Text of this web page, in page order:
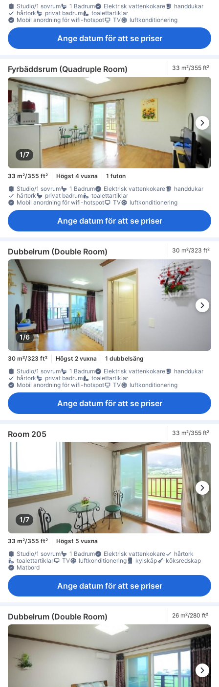
Studio/1 sovrum 1 Badrum Elektrisk vattenkokare
handdukar
hårtork
privat badrum
toalettartiklar
Mobil anordning för wifi-hotspot
TV luftkonditionering
Ange datum för att se priser
Fyrbäddsrum (Quadruple Room) 33 m²/355 ft²
1/7
33 m²/355 ft² Högst 4 vuxna
1 futon
Studio/1 sovrum
1 Badrum Elektrisk vattenkokare
handdukar
hårtork
privat badrum
toalettartiklar
Mobil anordning för wifi-hotspot
TV luftkonditionering
Ange datum för att se priser
Dubbelrum (Double Room) 30 m²/323 ft²
1/6
30 m²/323 ft² Högst 2 vuxna
1 dubbelsäng
Studio/1 sovrum
1 Badrum Elektrisk vattenkokare
handdukar
hårtork
privat badrum
toalettartiklar
Mobil anordning för wifi-hotspot
TV luftkonditionering
Ange datum för att se priser
Room 205 33 m²/355 ft²
1/7
33 m²/355 ft²
Högst 5 vuxna
Studio/1 sovrum
1 Badrum Elektrisk vattenkokare
hårtork
toalettartiklar
TV luftkonditionering kylskåp
köksredskap
Matbord
Ange datum för att se priser
Dubbelrum (Double Room) 26 m²/280 ft²